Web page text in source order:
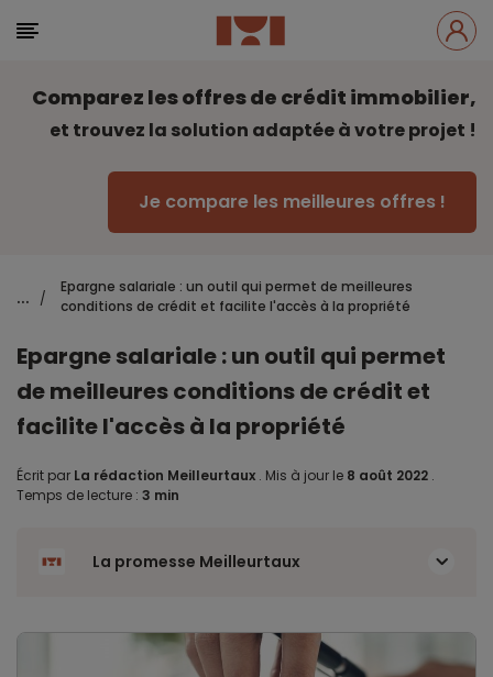
Comparez les offres de crédit immobilier,
et trouvez la solution adaptée à votre projet !
Je compare les meilleures offres !
... /
Epargne salariale : un outil qui permet de meilleures
conditions de crédit et facilite l'accès à la propriété
Epargne salariale : un outil qui permet
de meilleures conditions de crédit et
facilite l'accès à la propriété
Écrit par La rédaction Meilleurtaux . Mis à jour le 8 août 2022 .
Temps de lecture : 3 min
La promesse Meilleurtaux